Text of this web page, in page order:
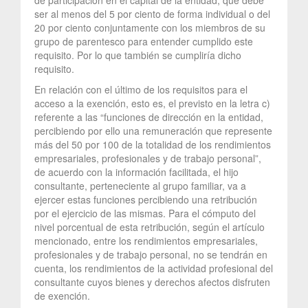
ser al menos del 5 por ciento de forma individual o del
20 por ciento conjuntamente con los miembros de su
grupo de parentesco para entender cumplido este
requisito. Por lo que también se cumpliría dicho
requisito.
En relación con el último de los requisitos para el
acceso a la exención, esto es, el previsto en la letra c)
referente a las “funciones de dirección en la entidad,
percibiendo por ello una remuneración que represente
más del 50 por 100 de la totalidad de los rendimientos
empresariales, profesionales y de trabajo personal”,
de acuerdo con la información facilitada, el hijo
consultante, perteneciente al grupo familiar, va a
ejercer estas funciones percibiendo una retribución
por el ejercicio de las mismas. Para el cómputo del
nivel porcentual de esta retribución, según el artículo
mencionado, entre los rendimientos empresariales,
profesionales y de trabajo personal, no se tendrán en
cuenta, los rendimientos de la actividad profesional del
consultante cuyos bienes y derechos afectos disfruten
de exención.